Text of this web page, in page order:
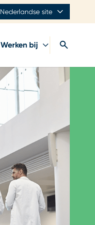
Nederlandse site
Werken bij